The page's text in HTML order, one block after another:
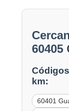
60405
km:
60401